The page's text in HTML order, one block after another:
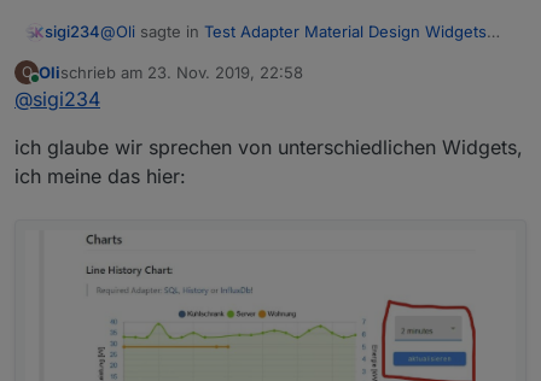
sigi234@Oli sagte in Test Adapter Material Design Widgets
und wo finde ich das?
Warte, das ist das Widget List
O
Online
Olischrieb am 23. Nov. 2019, 22:58
zuletzt editiert von
@sigi234
ich glaube wir sprechen von unterschiedlichen Widgets,
ich meine das hier: